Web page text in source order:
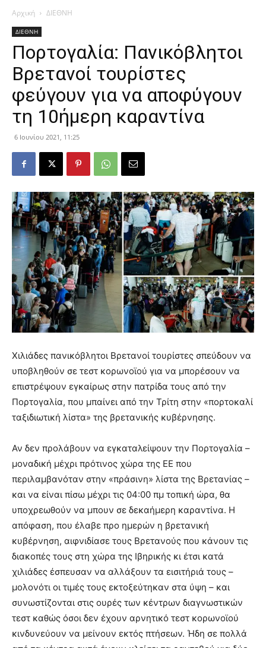
Αρχική ΔΙΕΘΝΗ
ΔΙΕΘΝΗ
Πορτογαλία: Πανικόβλητοι
Βρετανοί τουρίστες
φεύγουν για να αποφύγουν
τη 10ήμερη καραντίνα
6 Ιουνίου 2021, 11:25
Χιλιάδες πανικόβλητοι Βρετανοί τουρίστες σπεύδουν να
υποβληθούν σε τεστ κορωνοϊού για να μπορέσουν να
επιστρέψουν εγκαίρως στην πατρίδα τους από την
Πορτογαλία, που μπαίνει από την Τρίτη στην «πορτοκαλί
ταξιδιωτική λίστα» της βρετανικής κυβέρνησης.
Αν δεν προλάβουν να εγκαταλείψουν την Πορτογαλία –
μοναδική μέχρι πρότινος χώρα της ΕΕ που
περιλαμβανόταν στην «πράσινη» λίστα της Βρετανίας –
και να είναι πίσω μέχρι τις 04:00 πμ τοπική ώρα, θα
υποχρεωθούν να μπουν σε δεκαήμερη καραντίνα. Η
απόφαση, που έλαβε προ ημερών η βρετανική
κυβέρνηση, αιφνιδίασε τους Βρετανούς που κάνουν τις
διακοπές τους στη χώρα της Ιβηρικής κι έτσι κατά
χιλιάδες έσπευσαν να αλλάξουν τα εισιτήριά τους –
μολονότι οι τιμές τους εκτοξεύτηκαν στα ύψη – και
συνωστίζονται στις ουρές των κέντρων διαγνωστικών
τεστ καθώς όσοι δεν έχουν αρνητικό τεστ κορωνοϊού
κινδυνεύουν να μείνουν εκτός πτήσεων. Ήδη σε πολλά